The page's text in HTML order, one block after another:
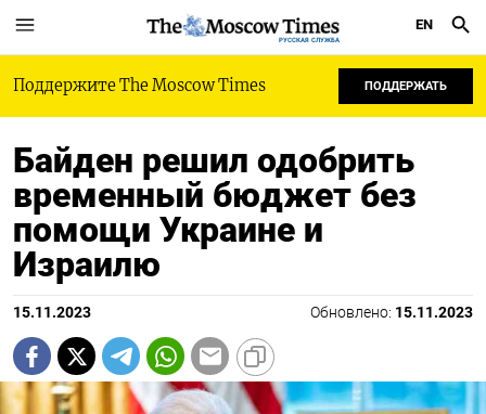
РУССКАЯ СЛУЖБА
EN
Поддержите The Moscow Times ПОДДЕРЖАТЬ
Байден решил одобрить
временный бюджет без
помощи Украине и
Израилю
15.11.2023 Обновлено: 15.11.2023